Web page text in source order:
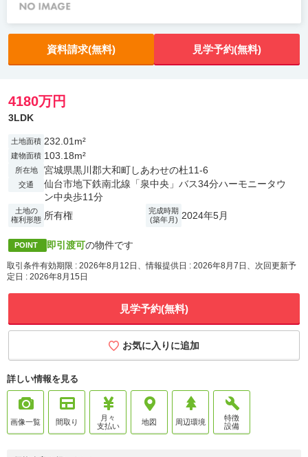
資料請求(無料) 見学予約(無料)
4180万円
3LDK
土地面積 232.01m²
建物面積 103.18m²
所在地 宮城県黒川郡大和町しあわせの杜11-6
交通
仙台市地下鉄南北線「泉中央」バス34分ハーモニータウ
ン中央歩11分
土地の
権利形態 所有権
完成時期
(築年月) 2024年5月
POINT 即引渡可の物件です
取引条件有効期限 : 2026年8月12日、情報提供日 : 2026年8月7日、次回更新予
定日 : 2026年8月15日
見学予約(無料)
お気に入りに追加
詳しい情報を見る
画像一覧 間取り
月々
支払い
地図 周辺環境
特徴
設備